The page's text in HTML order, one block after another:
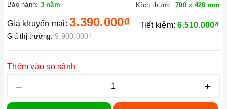
Bảo hành: 3 năm
Kích thước: 700 x 420 mm
Giá khuyến mại: 3.390.000₫
Giá thị trường: 9.900.000₫
Tiết kiệm:6.510.000₫
Thêm vào so sánh
– +